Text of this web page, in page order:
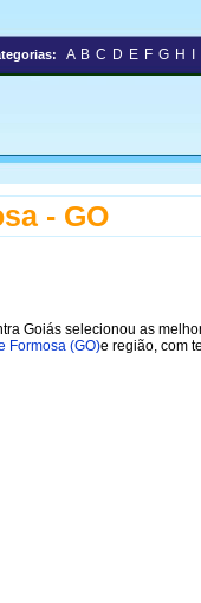
A B C D E F G H
- GO
Goiás selecionou as
Formosa (GO)e região, com